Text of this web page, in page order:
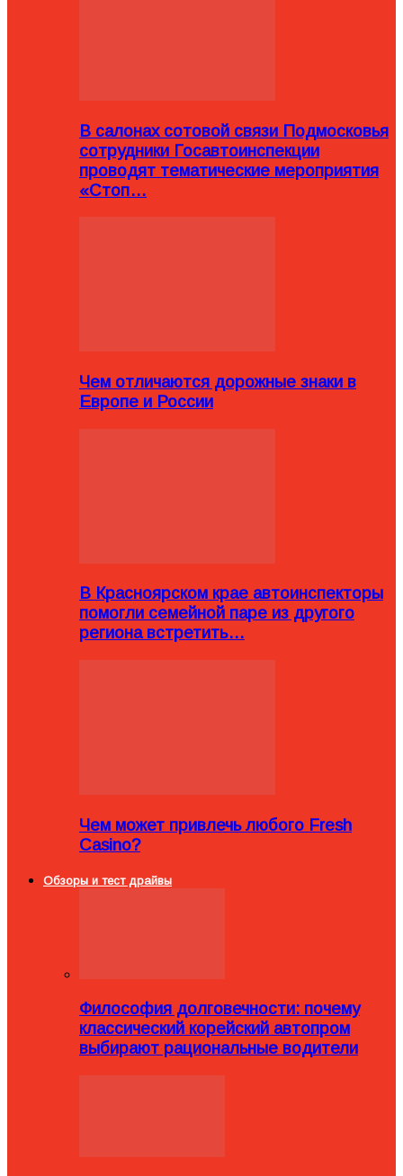
В салонах сотовой связи Подмосковья
сотрудники Госавтоинспекции
проводят тематические мероприятия
«Стоп…
Чем отличаются дорожные знаки в
Европе и России
В Красноярском крае автоинспекторы
помогли семейной паре из другого
региона встретить…
Чем может привлечь любого Fresh
Casino?
Обзоры и тест драйвы
Философия долговечности: почему
классический корейский автопром
выбирают рациональные водители